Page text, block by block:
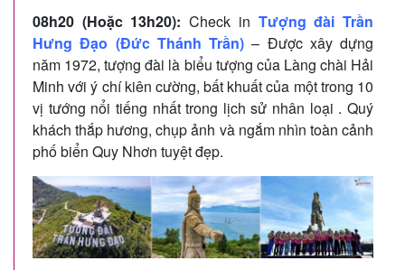
08h20 (Hoặc 13h20): Check in Tượng đài Trần
Hưng Đạo (Đức Thánh Trần) – Được xây dựng
năm 1972, tượng đài là biểu tượng của Làng chài Hải
Minh với ý chí kiên cường, bất khuất của một trong 10
vị tướng nổi tiếng nhất trong lịch sử nhân loại . Quý
khách thắp hương, chụp ảnh và ngắm nhìn toàn cảnh
phố biển Quy Nhơn tuyệt đẹp.